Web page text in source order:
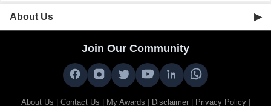
About Us ▶
individuals and families choose the right insurance coverage for
their needs. He provides professional guidance in selecting
suitable life, health, and vehicle insurance plans, ensuring every
client receives proper protection and financial security. This
website is an independent information platform created to educate
Join Our Community
About Us Contact Us My Awards Disclaimer| Privacy Policy|